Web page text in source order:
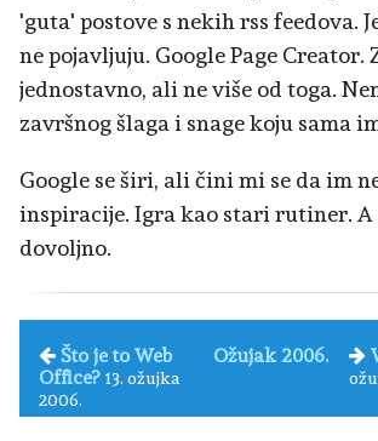
'guta' postove s nekih rss feedova.
ne pojavljuju. Google Page Creator.
jednostavno, ali ne više od toga.
završnog šlaga i snage koju sama
Google se širi, ali čini mi se da im
inspiracije. Igra kao stari rutiner. A
dovoljno.
Što je to Web
Office? 13. ožujka
2006.
Ožujak 2006.